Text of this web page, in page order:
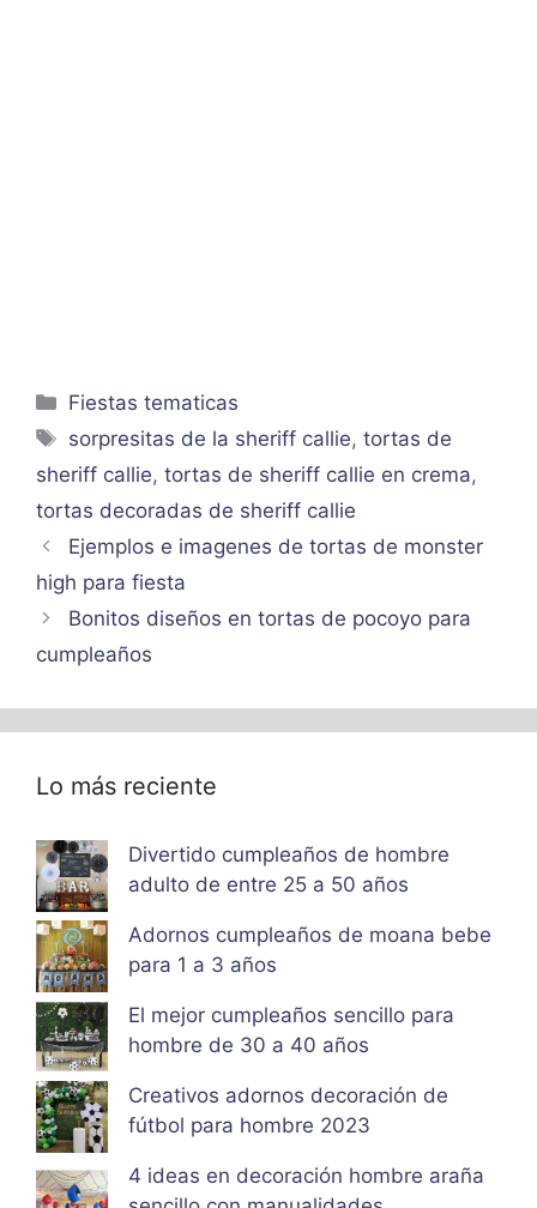
Categorías
Fiestas tematicas
Etiquetas
sorpresitas de la sheriff callie,tortas de
sheriff callie, tortas de sheriff callie en crema,
tortas decoradas de sheriff callie
Ejemplos e imagenes de tortas de monster
high para fiesta
Bonitos diseños en tortas de pocoyo para
cumpleaños
Lo más reciente
Divertido cumpleaños de hombre
adulto de entre 25 a 50 años
Adornos cumpleaños de moana bebe
para 1 a 3 años
El mejor cumpleaños sencillo para
hombre de 30 a 40 años
Creativos adornos decoración de
fútbol para hombre 2023
4 ideas en decoración hombre araña